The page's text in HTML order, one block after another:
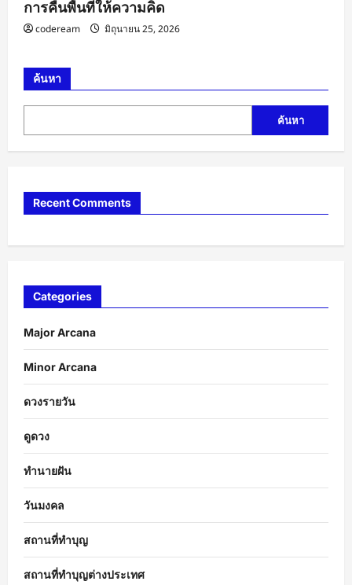
การคืนพื้นที่ให้ความคิด
codeream มิถุนายน 25, 2026
ค้นหา
ค้นหา
Recent Comments
Categories
Major Arcana
Minor Arcana
ดวงรายวัน
ดูดวง
ทำนายฝัน
วันมงคล
สถานที่ทำบุญ
สถานที่ทำบุญต่างประเทศ